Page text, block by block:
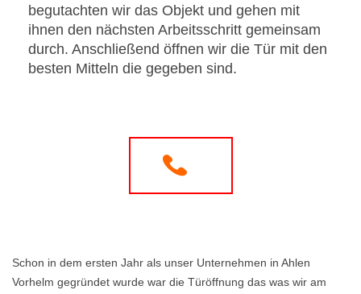
begutachten wir das Objekt und gehen mit
ihnen den nächsten Arbeitsschritt gemeinsam
durch. Anschließend öffnen wir die Tür mit den
besten Mitteln die gegeben sind.
Schon in dem ersten Jahr als unser Unternehmen in Ahlen
Vorhelm gegründet wurde war die Türöffnung das was wir am